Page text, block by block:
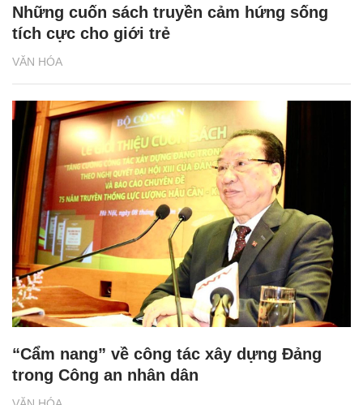
VĂN HÓA
Những cuốn sách truyền cảm hứng sống
tích cực cho giới trẻ
“Cẩm nang” về công tác xây dựng Đảng
trong Công an nhân dân